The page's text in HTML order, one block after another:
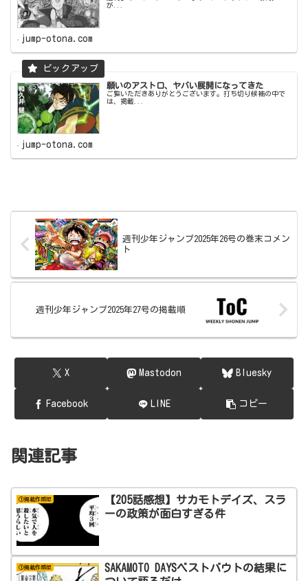
が...
jump-otona.com
願いのアストロ、ヤバい展開になってきた
ご覧いただきありがとうございます。打ち切り候補の中で
は、掲載...
jump-otona.com
週刊少年ジャンプ2025年26号の巻末コメン
ト
週刊少年ジャンプ2025年27号の掲載順
X Mastodon Bluesky
Facebook LINE コピー
関連記事
①掲載作感想
【205話感想】サカモトデイズ、スラ
ーの政策が面白すぎる件
①掲載作感想
SAKAMOTO DAYSベストバウトの結果に